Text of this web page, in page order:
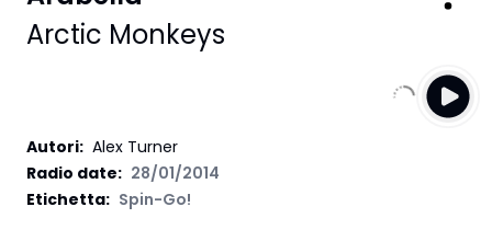
Arctic Monkeys
Autori: Alex Turner
Radio date: 28/01/2014
Etichetta: Spin-Go!